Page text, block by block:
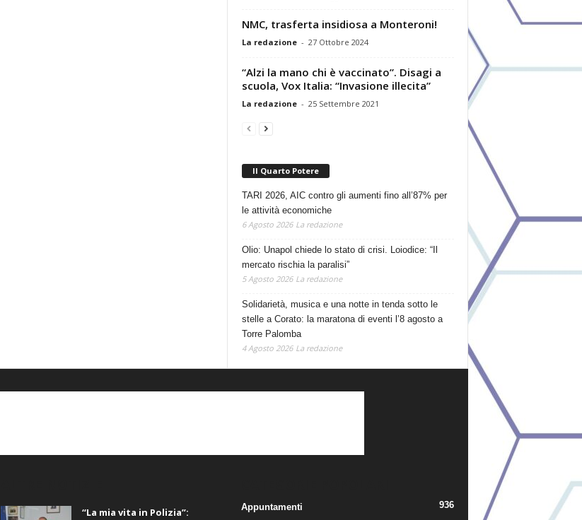
NMC, trasferta insidiosa a Monteroni!
La redazione - 27 Ottobre 2024
“Alzi la mano chi è vaccinato”. Disagi a
scuola, Vox Italia: “Invasione illecita”
La redazione - 25 Settembre 2021
Il Quarto Potere
TARI 2026, AIC contro gli aumenti fino all’87% per
le attività economiche
6 Agosto 2026 La redazione
Olio: Unapol chiede lo stato di crisi. Loiodice: “Il
mercato rischia la paralisi”
5 Agosto 2026 La redazione
Solidarietà, musica e una notte in tenda sotto le
stelle a Corato: la maratona di eventi l’8 agosto a
Torre Palomba
4 Agosto 2026 La redazione
“La mia vita in Polizia”:
Appuntamenti 936